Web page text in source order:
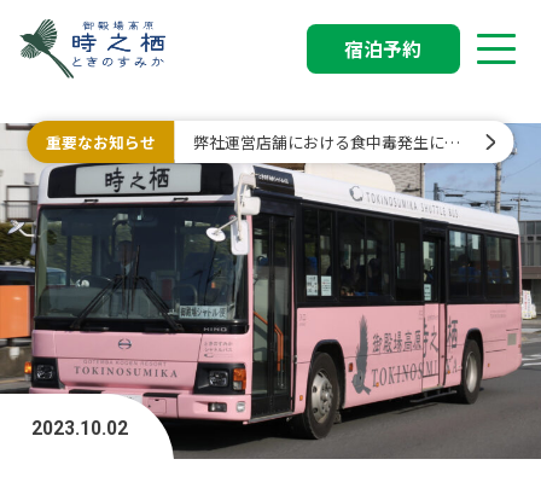
重要なお知らせ
弊社運営店舗における食中毒発生に関
するお詫びと行政処分について
宿泊予約
2023.10.02